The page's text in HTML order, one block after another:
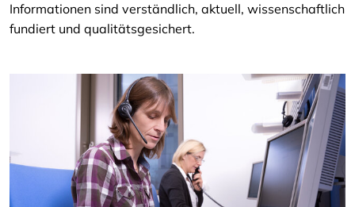
Informationen sind verständlich, aktuell, wissenschaftlich
fundiert und qualitätsgesichert.